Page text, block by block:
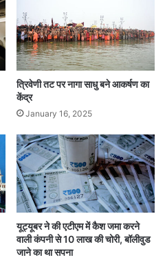
त्रिवेणी तट पर नागा साधु बने आकर्षण का
केंद्र
January 16, 2025
यूट्यूबर ने की एटीएम में कैश जमा करने
वाली कंपनी से 10 लाख की चोरी, बॉलीवुड
जाने का था सपना